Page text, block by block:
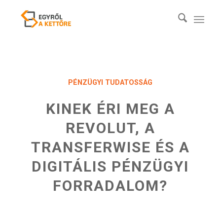
PÉNZÜGYI TUDATOSSÁG
KINEK ÉRI MEG A
REVOLUT, A
TRANSFERWISE ÉS A
DIGITÁLIS PÉNZÜGYI
FORRADALOM?